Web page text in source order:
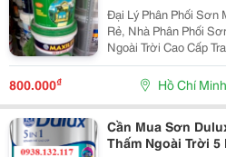
Đại Lý Phân Phối Sơn
Rẻ, Nhà Phân Phối Sơn
Ngoài Trời Cao Cấp
+ Sơn Maxilite Ngoài
Năng Nổi Trội Sơn
800.000₫ Hồ Chí Minh
Cần Mua Sơn
Thấm Ngoài Trời 5